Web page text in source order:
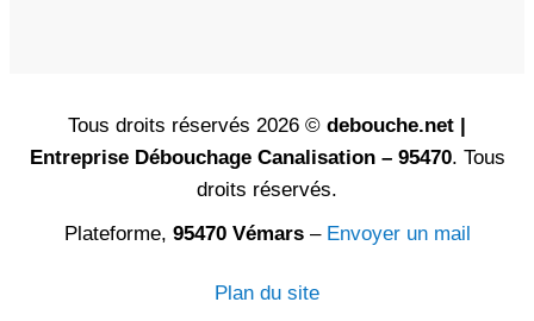
Tous droits réservés 2026 © debouche.net |
Entreprise Débouchage Canalisation – 95470. Tous
droits réservés.
Plateforme, 95470 Vémars– Envoyer un mail
Plan du site